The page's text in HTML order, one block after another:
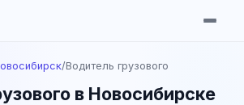
/Водитель грузового
в Новосибирске